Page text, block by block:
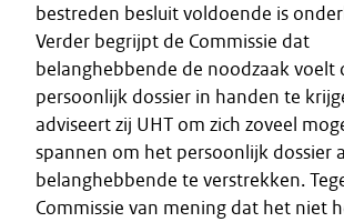
bestreden besluit voldoende is
Verder begrijpt de Commissie dat
belanghebbende de noodzaak voelt
persoonlijk dossier in handen te
adviseert zij UHT om zich zoveel
spannen om het persoonlijk dossier
belanghebbende te verstrekken.
Commissie van mening dat het niet